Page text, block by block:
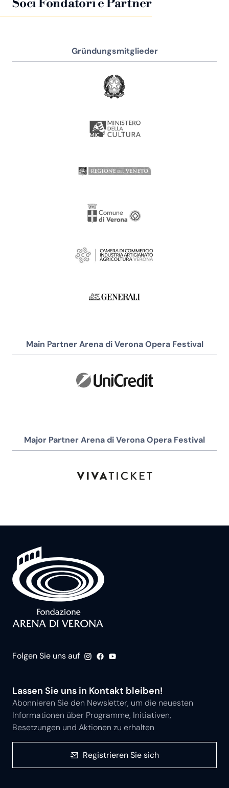
Soci Fondatori e Partner
Gründungsmitglieder
Main Partner Arena di Verona Opera Festival
Major Partner Arena di Verona Opera Festival
Folgen Sie uns auf
Lassen Sie uns in Kontakt bleiben!
Abonnieren Sie den Newsletter, um die neuesten
Informationen über Programme, Initiativen,
Besetzungen und Aktionen zu erhalten
Registrieren Sie sich